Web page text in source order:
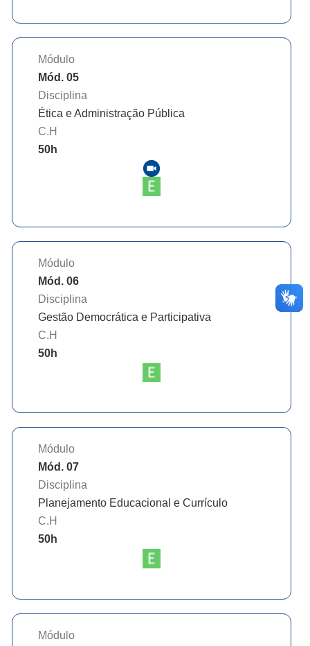
Módulo
Mód. 05
Disciplina
Ética e Administração Pública
C.H
50h
Módulo
Mód. 06
Disciplina
Gestão Democrática e Participativa
C.H
50h
Módulo
Mód. 07
Disciplina
Planejamento Educacional e Currículo
C.H
50h
Módulo